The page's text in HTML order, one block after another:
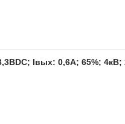
Iвых: 0,6А; 65%; 4кВ;